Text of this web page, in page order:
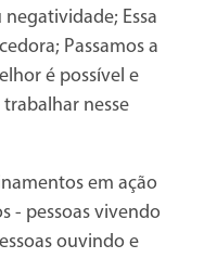
Essa
Passamos a
é possível e
nesse
em ação
- pessoas vivendo
ouvindo e